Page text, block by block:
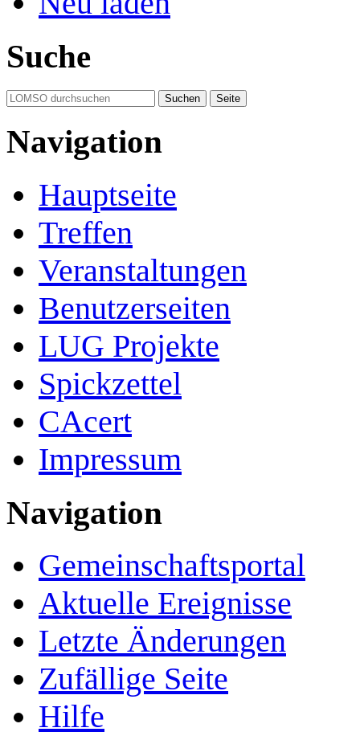
Suche
Navigation
Hauptseite
Treffen
Veranstaltungen
Benutzerseiten
LUG Projekte
Spickzettel
CAcert
Impressum
Navigation
Gemeinschafts­portal
Aktuelle Ereignisse
Letzte Änderungen
Zufällige Seite
Hilfe